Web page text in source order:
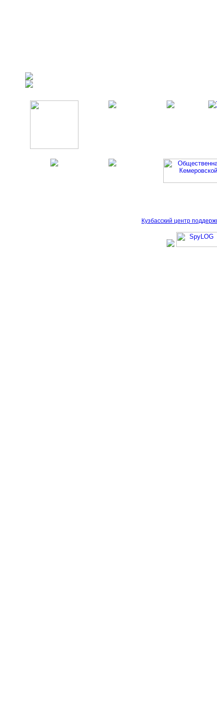
Кузбасский центр